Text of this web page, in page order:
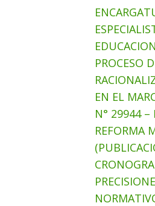
PROCESO
EN EL
N° 29944 –
REFORMA